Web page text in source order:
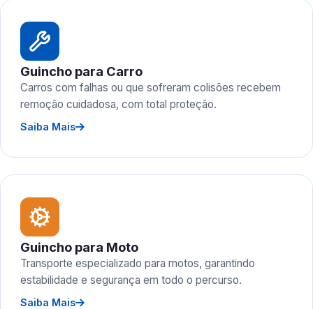
Guincho para Carro
Carros com falhas ou que sofreram colisões recebem
remoção cuidadosa, com total proteção.
Saiba Mais
Guincho para Moto
Transporte especializado para motos, garantindo
estabilidade e segurança em todo o percurso.
Saiba Mais